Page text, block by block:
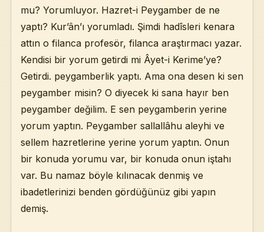
mu? Yorumluyor. Hazret-i Peygamber de ne
yaptı? Kur’ân’ı yorumladı. Şimdi hadîsleri kenara
attın o filanca profesör, filanca araştırmacı yazar.
Kendisi bir yorum getirdi mi Âyet-i Kerime’ye?
Getirdi. peygamberlik yaptı. Ama ona desen ki sen
peygamber misin? O diyecek ki sana hayır ben
peygamber değilim. E sen peygamberin yerine
yorum yaptın. Peygamber sallallâhu aleyhi ve
sellem hazretlerine yerine yorum yaptın. Onun
bir konuda yorumu var, bir konuda onun iştahı
var. Bu namaz böyle kılınacak denmiş ve
ibadetlerinizi benden gördüğünüz gibi yapın
demiş.